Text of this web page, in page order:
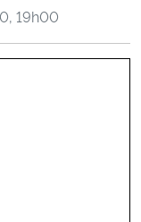
19h00